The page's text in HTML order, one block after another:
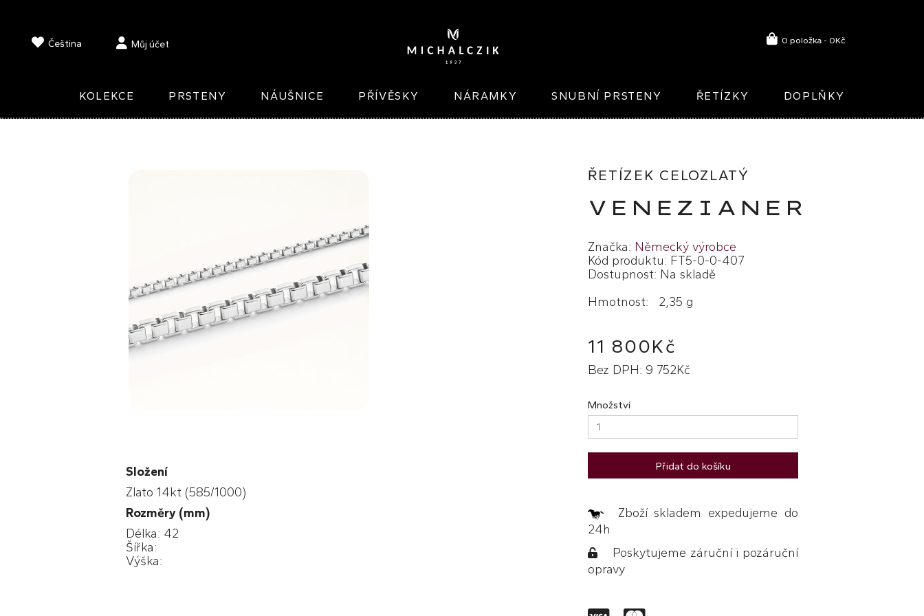
Čeština Můj účet 0 položka - 0Kč
KOLEKCE PRSTENY NÁUŠNICE PŘÍVĚSKY NÁRAMKY SNUBNÍ PRSTENY ŘETÍZKY DOPLŇKY
Složení
Zlato 14kt (585/1000)
Rozměry (mm)
Délka: 42
Šířka:
Výška:
ŘETÍZEK CELOZLATÝ
VENEZIANER
Značka: Německý výrobce
Kód produktu: FT5-0-0-407
Dostupnost: Na skladě
Hmotnost: 2,35 g
11 800Kč
Bez DPH: 9 752Kč
Množství
Přidat do košíku
Zboží skladem expedujeme do
24h
Poskytujeme záruční i pozáruční
opravy